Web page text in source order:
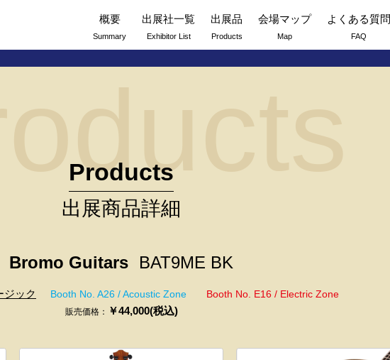
概要
Summary
出展社一覧
Exhibitor List
出展品
Products
会場マップ
Map
よくある質問
FAQ
Products
出展商品詳細
Bromo Guitars BAT9ME BK
ジック Booth No. A26 / Acoustic Zone Booth No. E16 / Electric Zone
販売価格： ￥44,000(税込)